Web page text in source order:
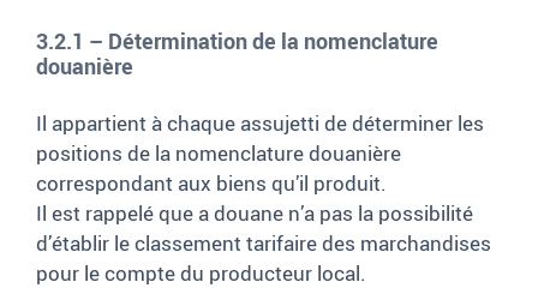
3.2.1 – Détermination de la nomenclature
douanière
Il appartient à chaque assujetti de déterminer les
positions de la nomenclature douanière
correspondant aux biens qu’il produit.
Il est rappelé que a douane n’a pas la possibilité
d’établir le classement tarifaire des marchandises
pour le compte du producteur local.